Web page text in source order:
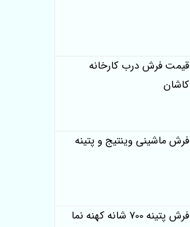
قیمت فرش درب کارخانه
کاشان
فرش ماشینی وینتیج و پتینه
فرش پتینه 700 شانه کهنه نما